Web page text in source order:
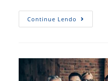
Continue Lendo Concurso
Pode